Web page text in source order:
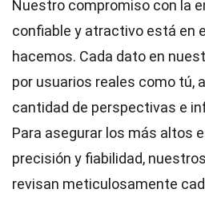
Nuestro compromiso con la
confiable y atractivo está en
hacemos. Cada dato en
por usuarios reales como tú,
cantidad de perspectivas e
Para asegurar los más altos
precisión y fiabilidad,
revisan meticulosamente